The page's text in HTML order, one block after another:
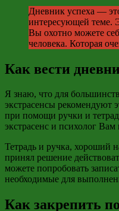
Дневник успеха —
интересующей теме.
Вы охотно можете
человека. Которая
Как вести
Я знаю, что для
экстрасенсы рекомендуют
при помощи ручки и
экстрасенс и психолог
Тетрадь и ручка, хороший
принял решение
можете попробовать
необходимые для
Как закрепить